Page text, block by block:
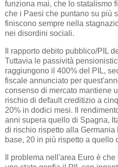
funziona mai, che lo statalismo
che i Paesi che puntano su più
finiscono sempre nella
nei disordini sociali.
Il rapporto debito pubblico/PIL
Tuttavia le passività
raggiungono il 400% del PIL,
fiscale annunciato per
consenso di mercato mantiene
rischio di default creditizio a
20% in dodici mesi. Il
anni supera quello di Spagna,
di rischio rispetto alla
base, 20 in più rispetto a quello
Il problema nell'area Euro è